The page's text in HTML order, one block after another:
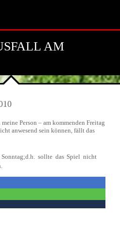
AM
Person – am kommenden Freitag
anwesend sein können, fällt das
Sonntag;d.h. sollte das Spiel nicht